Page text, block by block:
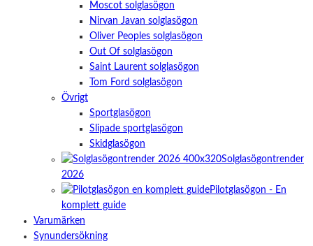
Moscot solglasögon
Nirvan Javan solglasögon
Oliver Peoples solglasögon
Out Of solglasögon
Saint Laurent solglasögon
Tom Ford solglasögon
Övrigt
Sportglasögon
Slipade sportglasögon
Skidglasögon
Solglasögontrender
2026
Pilotglasögon - En
komplett guide
Varumärken
Synundersökning